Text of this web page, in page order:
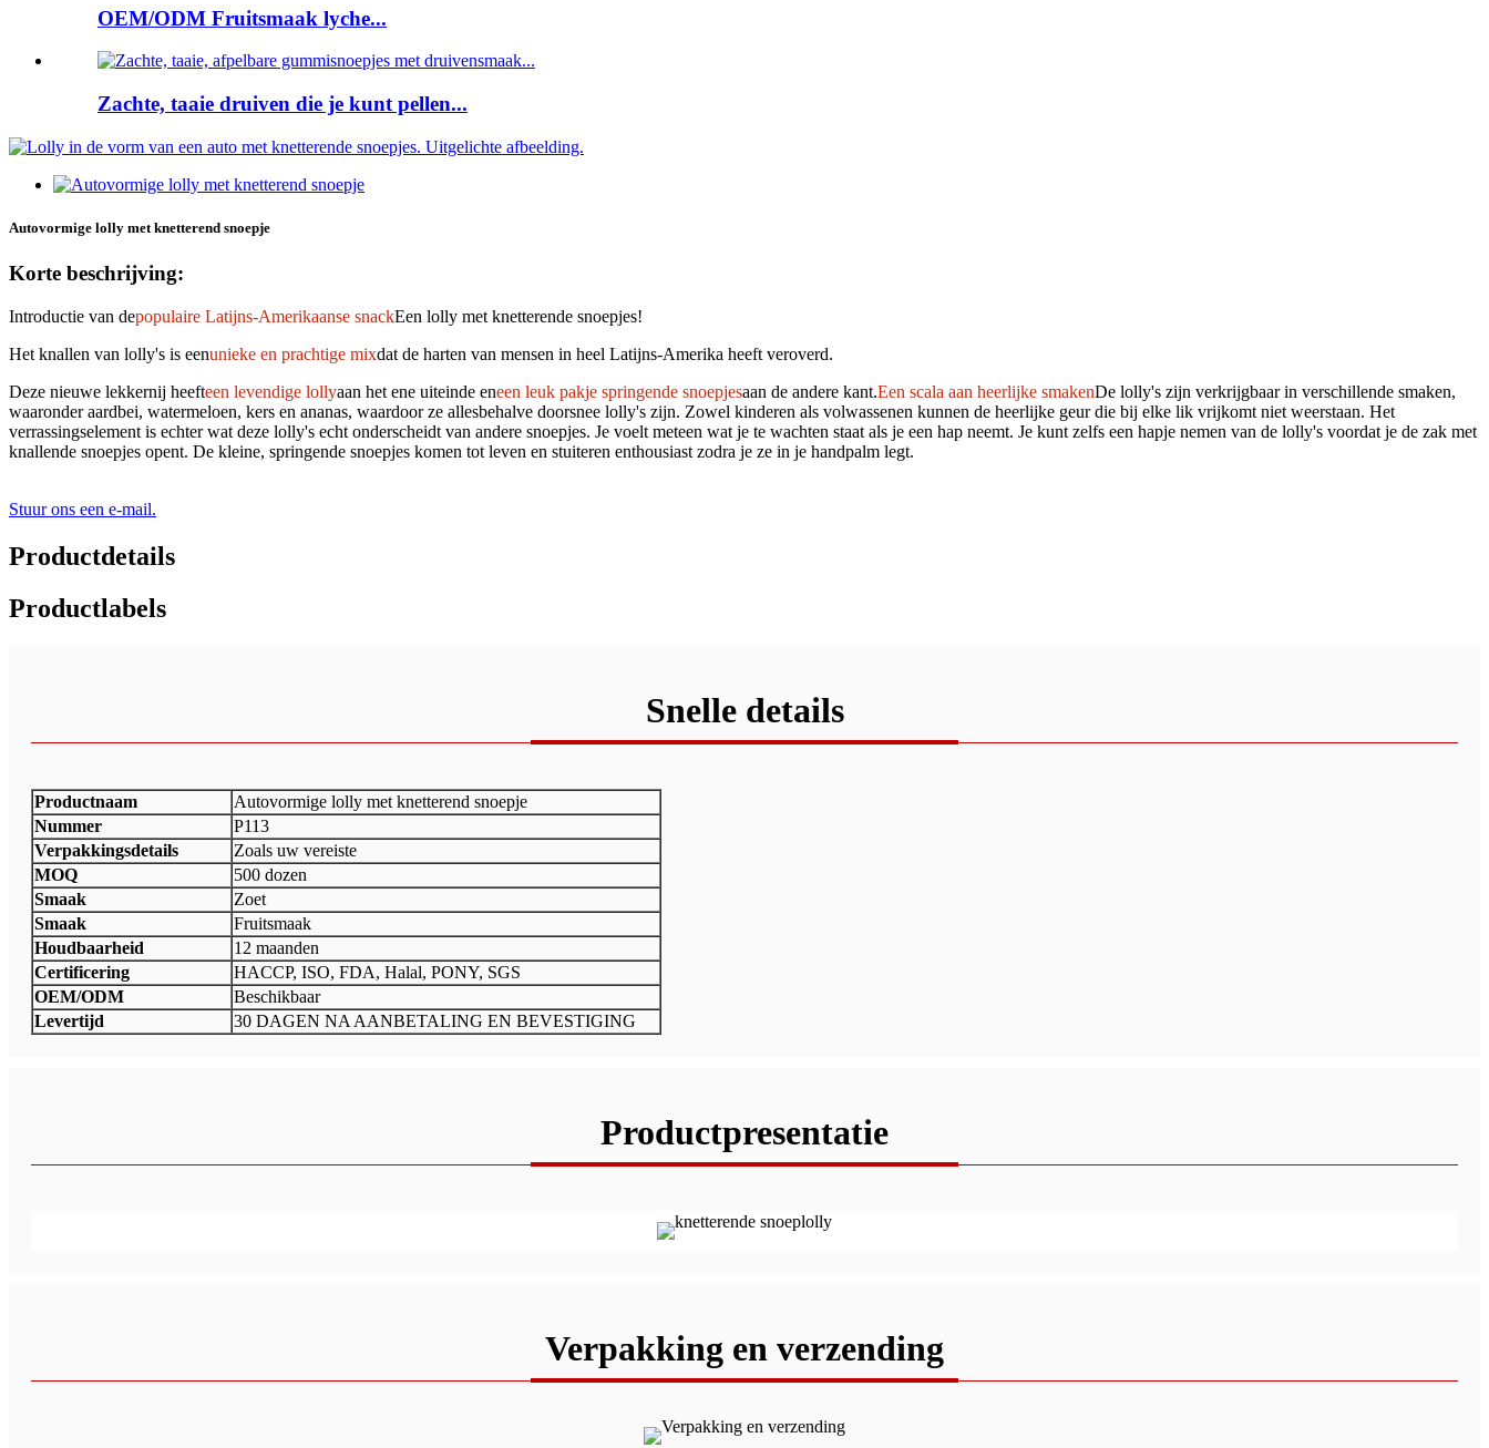
OEM/ODM Fruitsmaak lyche...
Zachte, taaie druiven die je kunt pellen...
Autovormige lolly met knetterend snoepje
Korte beschrijving:
Introductie van depopulaire Latijns-Amerikaanse snackEen lolly met knetterende snoepjes!
Het knallen van lolly's is eenunieke en prachtige mixdat de harten van mensen in heel Latijns-Amerika heeft veroverd.
Deze nieuwe lekkernij heefteen levendige lollyaan het ene uiteinde eneen leuk pakje springende snoepjesaan de andere kant.Een scala aan heerlijke smakenDe lolly's zijn verkrijgbaar in verschillende smaken,
waaronder aardbei, watermeloen, kers en ananas, waardoor ze allesbehalve doorsnee lolly's zijn. Zowel kinderen als volwassenen kunnen de heerlijke geur die bij elke lik vrijkomt niet weerstaan. Het
verrassingselement is echter wat deze lolly's echt onderscheidt van andere snoepjes. Je voelt meteen wat je te wachten staat als je een hap neemt. Je kunt zelfs een hapje nemen van de lolly's voordat je de zak met
knallende snoepjes opent. De kleine, springende snoepjes komen tot leven en stuiteren enthousiast zodra je ze in je handpalm legt.
Stuur ons een e-mail.
Productdetails
Productlabels
Snelle details
Productnaam
Autovormige lolly met knetterend snoepje
Nummer
P113
Verpakkingsdetails
Zoals uw vereiste
MOQ
500 dozen
Smaak
Zoet
Smaak
Fruitsmaak
Houdbaarheid
12 maanden
Certificering
HACCP, ISO, FDA, Halal, PONY, SGS
OEM/ODM
Beschikbaar
Levertijd
30 DAGEN NA AANBETALING EN BEVESTIGING
Productpresentatie
Verpakking en verzending